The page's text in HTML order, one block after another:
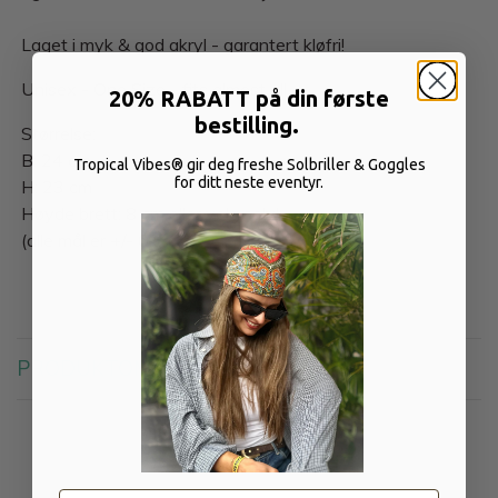
Laget i myk & god akryl - garantert kløfri!
Unisex - One Size - fits almost all
Størrelse:
B: 24 cm
H: 23 cm
Høyde brett: 8 cm eller velg selv!
(alle mål er +/- 0.5 cm)
PRODUKTOMTALER
20% RABATT på din første
bestilling.
Tropical Vibes® gir deg freshe Solbriller & Goggles
for ditt neste eventyr.